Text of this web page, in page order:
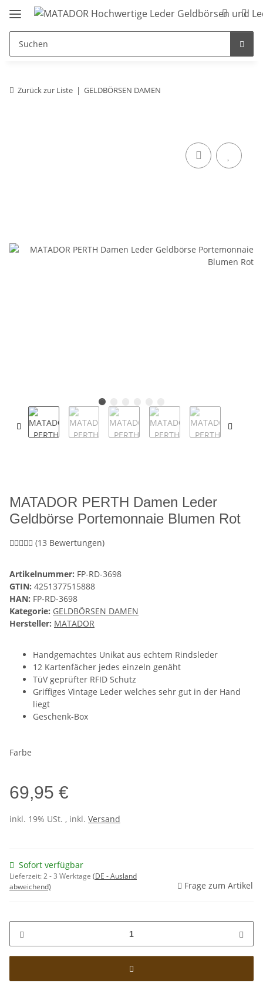
Zurück zur Liste GELDBÖRSEN DAMEN
MATADOR PERTH Damen Leder
Geldbörse Portemonnaie Blumen Rot
(13 Bewertungen)
Artikelnummer: FP-RD-3698
GTIN: 4251377515888
HAN: FP-RD-3698
Kategorie: GELDBÖRSEN DAMEN
Hersteller: MATADOR
Handgemachtes Unikat aus echtem Rindsleder
12 Kartenfächer jedes einzeln genäht
TüV geprüfter RFID Schutz
Griffiges Vintage Leder welches sehr gut in der Hand
liegt
Geschenk-Box
Farbe
69,95 €
inkl. 19% USt. , inkl. Versand
Sofort verfügbar
Lieferzeit:2 - 3 Werktage (DE - Ausland
abweichend)
Frage zum Artikel